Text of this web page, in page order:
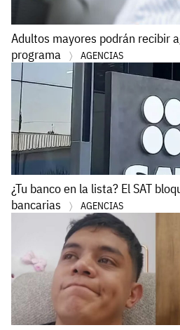
Adultos mayores podrán recibir
programa
AGENCIAS
¿Tu banco en la lista? El SAT
bancarias
AGENCIAS